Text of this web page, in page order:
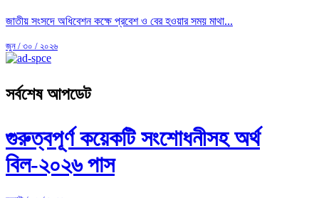
জাতীয় সংসদে অধিবেশন কক্ষে প্রবেশ ও বের হওয়ার সময় মাথা...
জুন / ৩০ / ২০২৬
সর্বশেষ আপডেট
গুরুত্বপূর্ণ কয়েকটি সংশোধনীসহ অর্থ
বিল-২০২৬ পাস